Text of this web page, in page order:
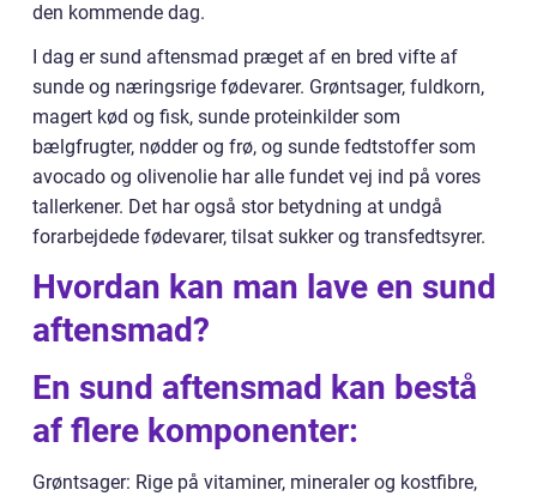
den kommende dag.
I dag er sund aftensmad præget af en bred vifte af
sunde og næringsrige fødevarer. Grøntsager, fuldkorn,
magert kød og fisk, sunde proteinkilder som
bælgfrugter, nødder og frø, og sunde fedtstoffer som
avocado og olivenolie har alle fundet vej ind på vores
tallerkener. Det har også stor betydning at undgå
forarbejdede fødevarer, tilsat sukker og transfedtsyrer.
Hvordan kan man lave en sund
aftensmad?
En sund aftensmad kan bestå
af flere komponenter:
Grøntsager: Rige på vitaminer, mineraler og kostfibre,